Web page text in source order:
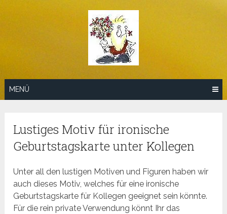
MENÜ
Lustiges Motiv für ironische
Geburtstagskarte unter Kollegen
Unter all den lustigen Motiven und Figuren haben wir
auch dieses Motiv, welches für eine ironische
Geburtstagskarte für Kollegen geeignet sein könnte.
Für die rein private Verwendung könnt Ihr das